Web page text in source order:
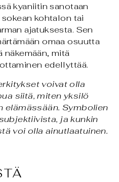
kyaniitin sanotaan
kohtalon tai
ajatuksesta. Sen
omaa osuutta
näkemään, mitä
edellyttää.
voivat olla
siitä, miten yksilö
elämässään. Symbolien
ja kunkin
voi olla ainutlaatuinen.